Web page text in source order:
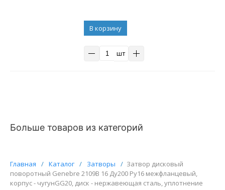
В корзину
шт
Больше товаров из категорий
Главная / Каталог / Затворы / Затвор дисковый
поворотный Genebre 2109В 16 Ду200 Ру16 межфланцевый,
корпус - чугунGG20, диск - нержавеющая сталь, уплотнение